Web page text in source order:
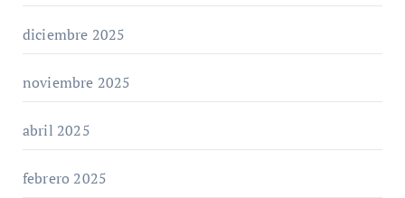
diciembre 2025
noviembre 2025
abril 2025
febrero 2025